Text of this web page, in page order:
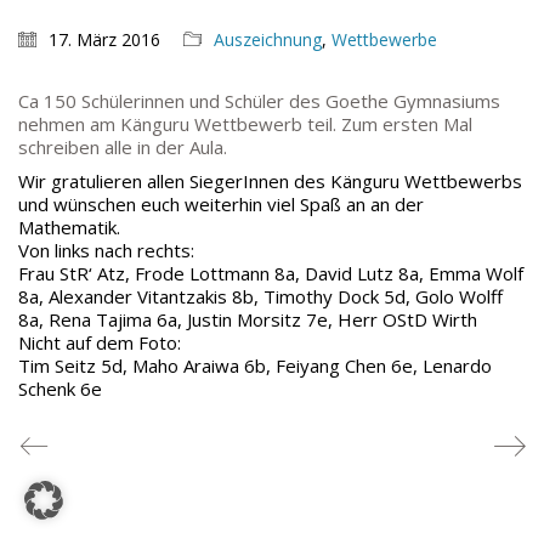
17. März 2016 Auszeichnung, Wettbewerbe
Ca 150 Schülerinnen und Schüler des Goethe Gymnasiums
nehmen am Känguru Wettbewerb teil. Zum ersten Mal
schreiben alle in der Aula.
Wir gratulieren allen SiegerInnen des Känguru Wettbewerbs
und wünschen euch weiterhin viel Spaß an an der
Mathematik.
Von links nach rechts:
Frau StR‘ Atz, Frode Lottmann 8a, David Lutz 8a, Emma Wolf
8a, Alexander Vitantzakis 8b, Timothy Dock 5d, Golo Wolff
8a, Rena Tajima 6a, Justin Morsitz 7e, Herr OStD Wirth
Nicht auf dem Foto:
Tim Seitz 5d, Maho Araiwa 6b, Feiyang Chen 6e, Lenardo
Schenk 6e
SCHULLEITUNG
Schulleiterin:Dr. Ute Utech (OStD’n)
stellv. Schulleitung: nn
Studienleiter:Marco Penirschke (StD)
Erweiterte Schulleitung:
Anette Reifenberg (StD’n), Elke Heidl-Charmillon
(StD’n)
© Goethe-Gymnasium 2025